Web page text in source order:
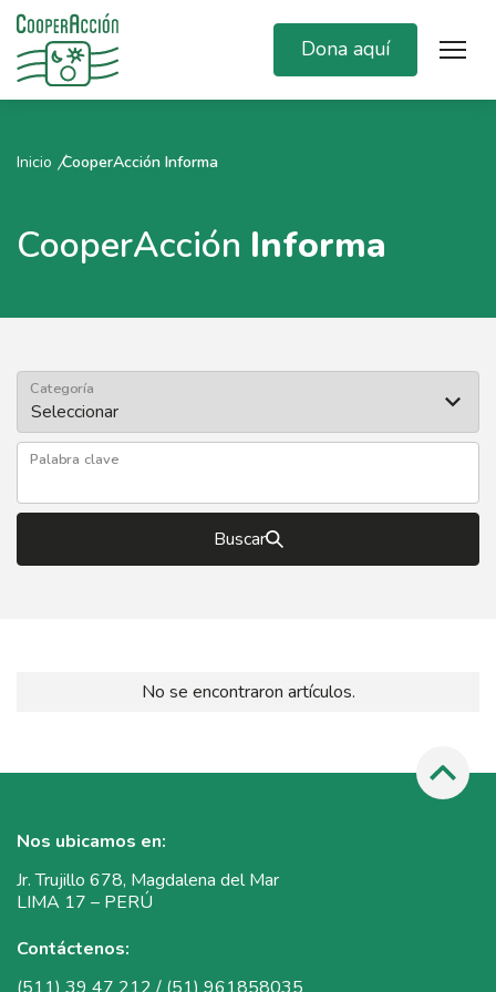
Dona aquí
Inicio CooperAcción Informa
CooperAcción Informa
Categoría
Palabra clave
Buscar
No se encontraron artículos.
Nos ubicamos en:
Jr. Trujillo 678, Magdalena del Mar
LIMA 17 – PERÚ
Contáctenos: